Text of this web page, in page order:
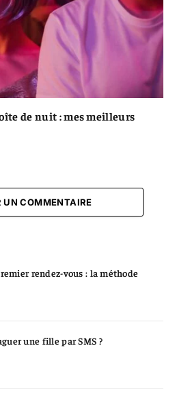
de nuit : mes meilleurs
UN COMMENTAIRE
rendez-vous : la méthode
une fille par SMS ?